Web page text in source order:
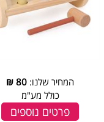
המחיר שלנו: 80
₪
כולל מע"מ
פרטים נוספים